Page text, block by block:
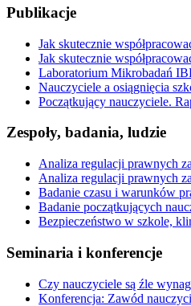
Publikacje
Jak skutecznie
Jak skutecznie
Laboratorium Mikrobadań
Nauczyciele a osiągnięcia
Początkujący nauczyciele.
Zespoły, badania, ludzie
Analiza regulacji prawnych
Analiza regulacji prawnych
Badanie czasu i warunków
Badanie początkujących
Bezpieczeństwo w szkole,
Seminaria i konferencje
Czy nauczyciele są źle
Konferencja: Zawód